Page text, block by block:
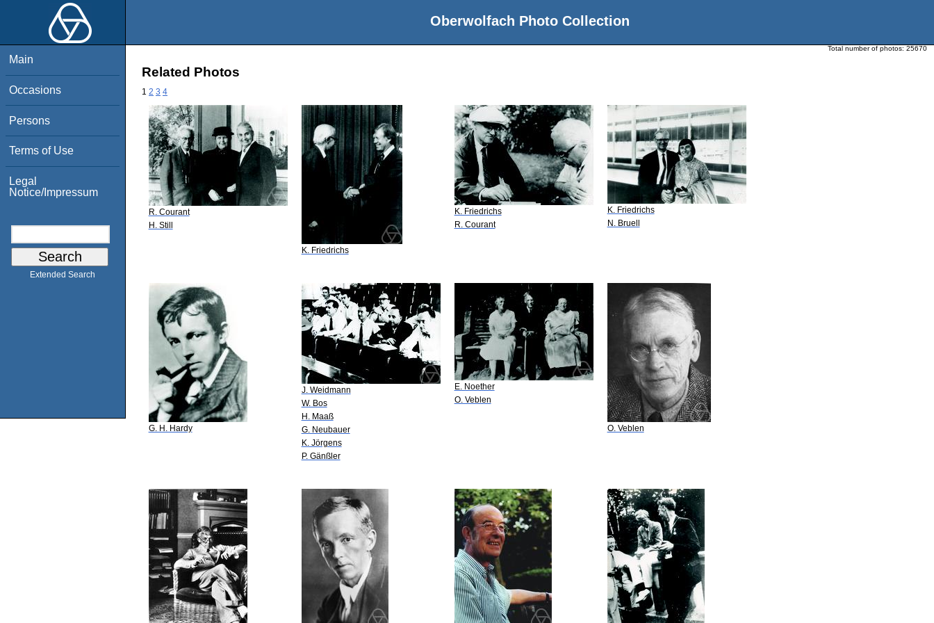
Oberwolfach Photo Collection
Main
Occasions
Persons
Terms of Use
Legal
Notice/Impressum
Extended Search
Total number of photos: 25670
Related Photos
1 2 3 4
R. Courant
H. Still
K. Friedrichs
K. Friedrichs
R. Courant
K. Friedrichs
N. Bruell
G. H. Hardy
J. Weidmann
W. Bos
H. Maaß
G. Neubauer
K. Jörgens
P. Gänßler
E. Noether
O. Veblen
O. Veblen